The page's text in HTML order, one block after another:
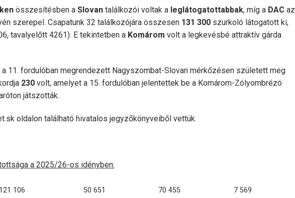
összesítésben a Slovan találkozói voltak a leglátogatottabbak, míg a DACaz
szerepel. Csapatunk 32 találkozójára összesen 131 300 szurkoló látogatott ki,
tavalyelőtt 4261). E tekintetben a Komárom volt a legkevésbé attraktív gárda
11. fordulóban megrendezett Nagyszombat-Slovan mérkőzésen született meg
230 volt, amelyet a 15. fordulóban jelentettek be a Komárom-Zólyombrézó
játszották.
oldalon található hivatalos jegyzőkönyveiből vettük.
a 2025/26-os idényben:
121 106 50 651 70 455 7 569